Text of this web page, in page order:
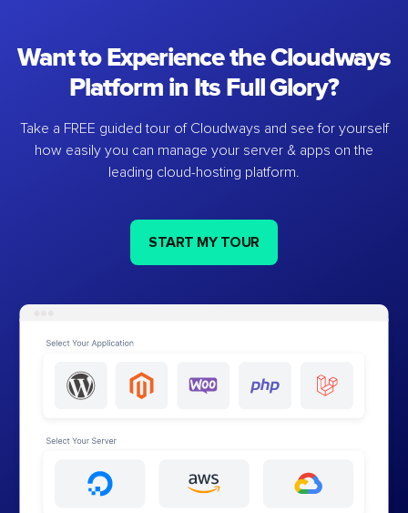
Want to Experience the Cloudways
Platform in Its Full Glory?
Take a FREE guided tour of Cloudways and see for yourself
how easily you can manage your server & apps on the
leading cloud-hosting platform.
START MY TOUR